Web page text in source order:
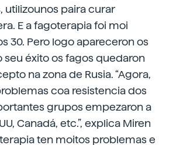
utilizounos paira curar
E a fagoterapia foi moi
30. Pero logo apareceron os
seu éxito os fagos quedaron
na zona de Rusia. “Agora,
coa resistencia dos
grupos empezaron a
Canadá, etc.”, explica Miren
ten moitos problemas e